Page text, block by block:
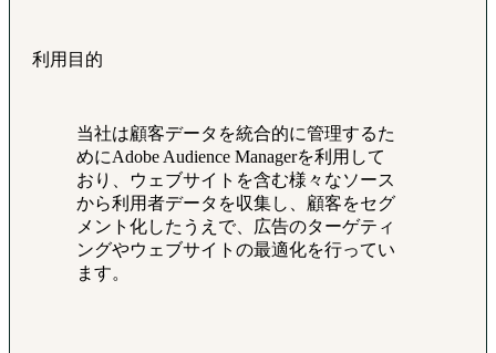
利用目的
当社は顧客データを統合的に管理するた
めにAdobe Audience Managerを利用して
おり、ウェブサイトを含む様々なソース
から利用者データを収集し、顧客をセグ
メント化したうえで、広告のターゲティ
ングやウェブサイトの最適化を行ってい
ます。